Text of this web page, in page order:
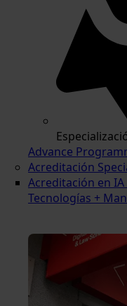
Advance
Acreditación
Acreditación en
Tecnologías +